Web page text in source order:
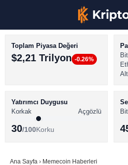
BİTCOİN HABERLERİ
ALTCOİN HABERLERİ
SÖZLÜK
Toplam Piyasa Değeri
$2,21 Trilyon -0.26%
Yatırımcı Duygusu
Korkak
Açgözlü
30/100Korku
Ana Sayfa › Memecoin Haberleri